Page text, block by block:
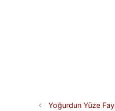
Yoğurdun Yüze